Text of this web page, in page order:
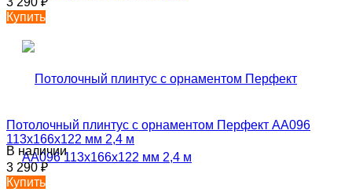
Купить
Потолочный плинтус с орнаментом Перфект AA096
113х166х122 мм 2,4 м
В наличии
3 290₽
Купить